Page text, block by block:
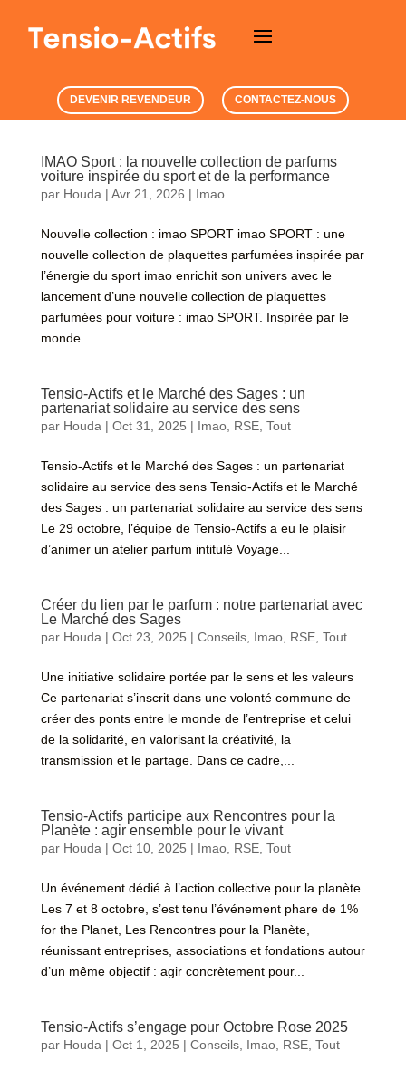
DEVENIR REVENDEUR CONTACTEZ-NOUS
IMAO Sport : la nouvelle collection de parfums
voiture inspirée du sport et de la performance
par Houda | Avr 21, 2026 | Imao
Nouvelle collection : imao SPORT imao SPORT : une
nouvelle collection de plaquettes parfumées inspirée par
l’énergie du sport imao enrichit son univers avec le
lancement d’une nouvelle collection de plaquettes
parfumées pour voiture : imao SPORT. Inspirée par le
monde...
Tensio-Actifs et le Marché des Sages : un
partenariat solidaire au service des sens
par Houda | Oct 31, 2025 | Imao, RSE, Tout
Tensio-Actifs et le Marché des Sages : un partenariat
solidaire au service des sens Tensio-Actifs et le Marché
des Sages : un partenariat solidaire au service des sens
Le 29 octobre, l’équipe de Tensio-Actifs a eu le plaisir
d’animer un atelier parfum intitulé Voyage...
Créer du lien par le parfum : notre partenariat avec
Le Marché des Sages
par Houda | Oct 23, 2025 | Conseils, Imao, RSE, Tout
Une initiative solidaire portée par le sens et les valeurs
Ce partenariat s’inscrit dans une volonté commune de
créer des ponts entre le monde de l’entreprise et celui
de la solidarité, en valorisant la créativité, la
transmission et le partage. Dans ce cadre,...
Tensio-Actifs participe aux Rencontres pour la
Planète : agir ensemble pour le vivant
par Houda | Oct 10, 2025 | Imao, RSE, Tout
Un événement dédié à l’action collective pour la planète
Les 7 et 8 octobre, s’est tenu l’événement phare de 1%
for the Planet, Les Rencontres pour la Planète,
réunissant entreprises, associations et fondations autour
d’un même objectif : agir concrètement pour...
Tensio-Actifs s’engage pour Octobre Rose 2025
par Houda | Oct 1, 2025 | Conseils, Imao, RSE, Tout